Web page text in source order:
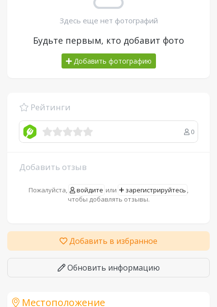
Здесь еще нет фотографий
Будьте первым, кто добавит фото
Добавить фотографию
Рейтинги
0
Добавить отзыв
Пожалуйста, войдите или зарегистрируйтесь ,
чтобы добавлять отзывы.
Добавить в избранное
Обновить информацию
Местоположение